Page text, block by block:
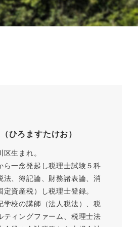
ひろますたけお）
生まれ。
ら一念発起し税理士試験５科
法、簿記論、財務諸表論、消
定資産税）し税理士登録。
校の講師（法人税法）、税
ティングファーム、税理士法